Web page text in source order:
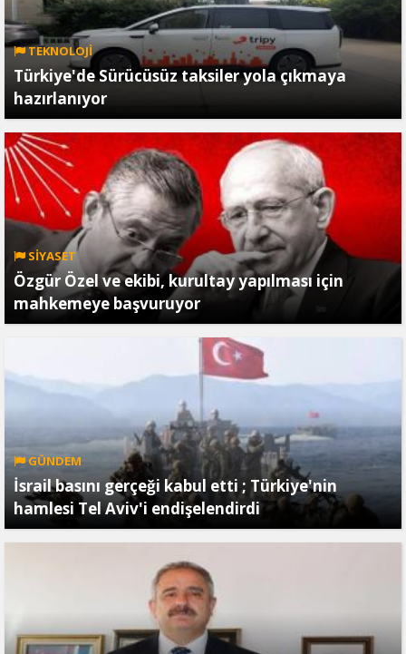
TEKNOLOJİ
Türkiye'de Sürücüsüz taksiler yola çıkmaya
hazırlanıyor
SİYASET
Özgür Özel ve ekibi, kurultay yapılması için
mahkemeye başvuruyor
GÜNDEM
İsrail basını gerçeği kabul etti ; Türkiye'nin
hamlesi Tel Aviv'i endişelendirdi